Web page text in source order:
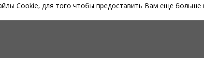
Защитная обувь
Туалетные комнаты
Блог
Cookie, для того чтобы предоставить Вам еще больше